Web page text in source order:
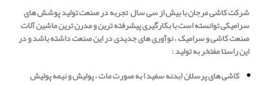
شرکت کاشی مرجان با بیش از سی سال تجربه در صنعت تولید پوشش های
سرامیکیتوانسته است با بکارگیری پیشرفته ترین و مدرن ترین ماشین آلات
صنعت کاشی و سرامیک ، نوآوری های جدیدی در این صنعت داشته باشد و در
این راستا مفتخر به تولید:
کاشی های پرسلان (بدنه سفید) به صورت مات ، پولیش و نیمه پولیش